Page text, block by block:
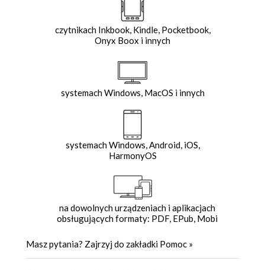
czytnikach Inkbook, Kindle, Pocketbook,
Onyx Boox i innych
systemach Windows, MacOS i innych
systemach Windows, Android, iOS,
HarmonyOS
na dowolnych urządzeniach i aplikacjach
obsługujących formaty: PDF, EPub, Mobi
Masz pytania? Zajrzyj do zakładki Pomoc »